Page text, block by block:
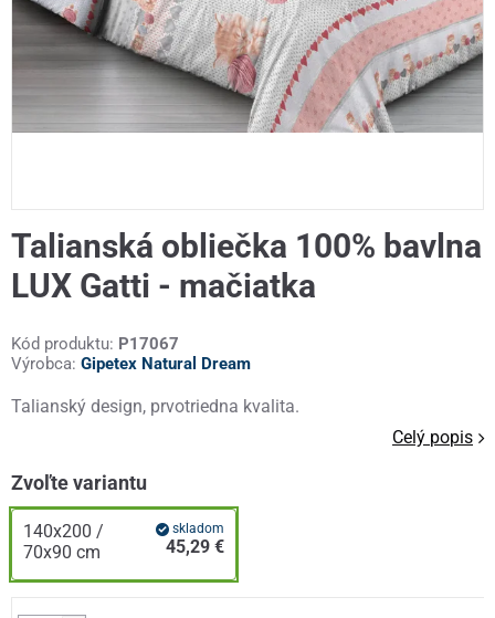
Talianská obliečka 100% bavlna
LUX Gatti - mačiatka
Kód produktu: P17067
Výrobca: Gipetex Natural Dream
Talianský design, prvotriedna kvalita.
Celý popis
Zvoľte variantu
140x200 /
70x90 cm
skladom
45,29 €